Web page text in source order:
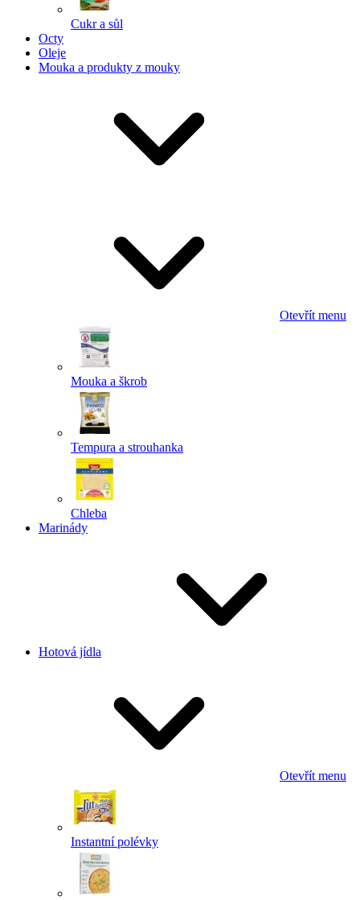
Cukr a sůl
Octy
Oleje
Mouka a produkty z mouky
Otevřít menu
Mouka a škrob
Tempura a strouhanka
Chleba
Marinády
Hotová jídla
Otevřít menu
Instantní polévky
Powered by chaterimo